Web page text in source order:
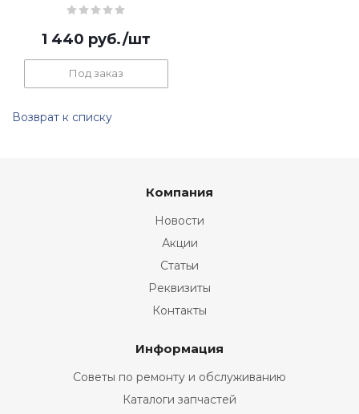
1 440 руб./шт
Под заказ
Возврат к списку
Компания
Новости
Акции
Статьи
Реквизиты
Контакты
Информация
Советы по ремонту и обслуживанию
Каталоги запчастей